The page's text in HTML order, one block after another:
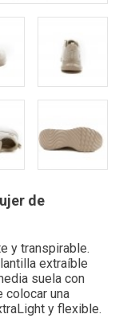
de
y transpirable.
extraíble
suela con
colocar una
y flexible.